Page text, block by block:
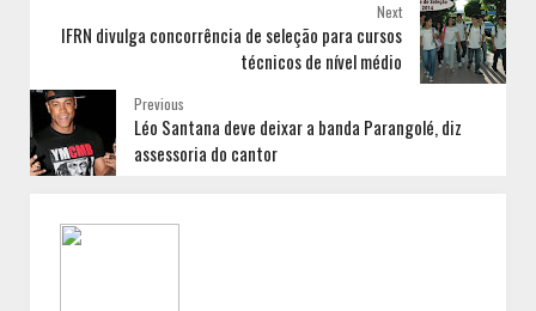
Next
IFRN divulga concorrência de seleção para cursos
técnicos de nível médio
Previous
Léo Santana deve deixar a banda Parangolé, diz
assessoria do cantor